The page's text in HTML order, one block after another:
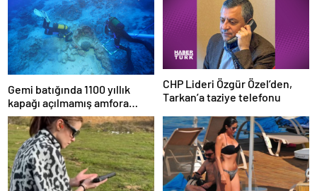
Gemi batığında 1100 yıllık
kapağı açılmamış amfora
bulundu
CHP Lideri Özgür Özel’den,
Tarkan’a taziye telefonu